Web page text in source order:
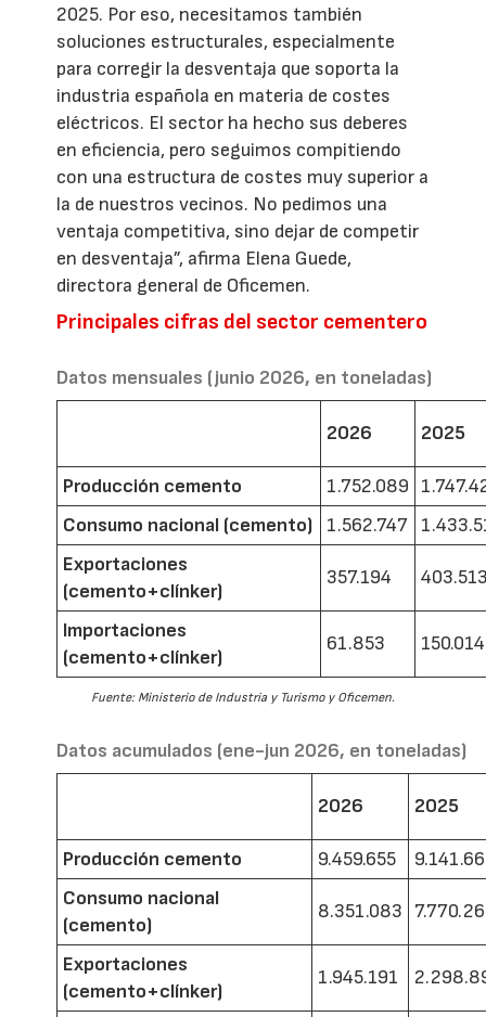
2025. Por eso, necesitamos también
soluciones estructurales, especialmente
para corregir la desventaja que soporta la
industria española en materia de costes
eléctricos. El sector ha hecho sus deberes
en eficiencia, pero seguimos compitiendo
con una estructura de costes muy superior a
la de nuestros vecinos. No pedimos una
ventaja competitiva, sino dejar de competir
en desventaja”, afirma Elena Guede,
directora general de Oficemen.
Principales cifras del sector cementero
Datos mensuales (junio 2026, en toneladas)
2026 2025
Producción cemento 1.752.089
Consumo nacional (cemento)
1.562.747
Exportaciones
(cemento+clínker)
357.194
Importaciones
(cemento+clínker)
61.853 150.014
Fuente: Ministerio de Industria y Turismo y Oficemen.
Datos acumulados (ene-jun 2026, en toneladas)
2026 2025
Producción cemento 9.459.655
Consumo nacional
(cemento)
8.351.083
Exportaciones
(cemento+clínker)
1.945.191